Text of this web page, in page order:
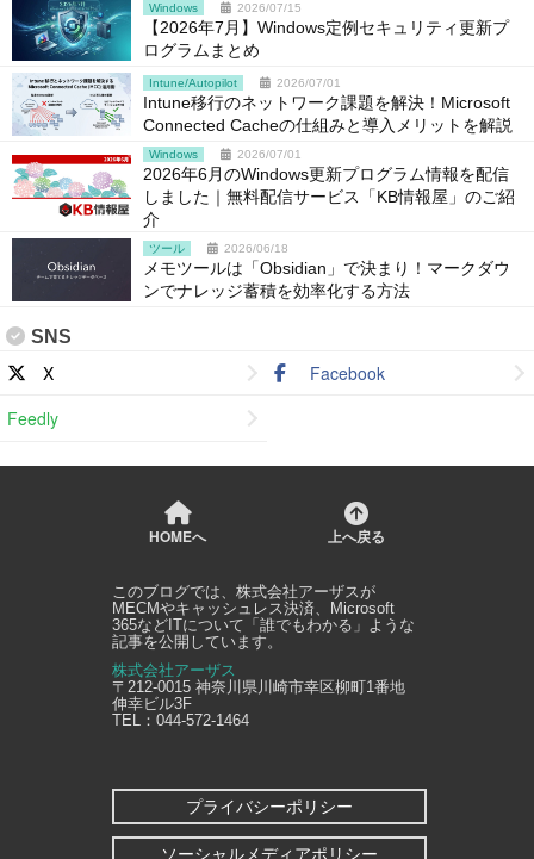
Windows 2026/07/15
【2026年7月】Windows定例セキュリティ更新プ
ログラムまとめ
Intune/Autopilot 2026/07/01
Intune移行のネットワーク課題を解決！Microsoft
Connected Cacheの仕組みと導入メリットを解説
Windows 2026/07/01
2026年6月のWindows更新プログラム情報を配信
しました｜無料配信サービス「KB情報屋」のご紹
介
ツール 2026/06/18
メモツールは「Obsidian」で決まり！マークダウ
ンでナレッジ蓄積を効率化する方法
SNS
X
Facebook
Feedly
HOMEへ 上へ戻る
このブログでは、 株式会社アーザスが
MECMやキャッシュレス決済、Microsoft
365などITについて「誰でもわかる」ような
記事を公開しています。
株式会社アーザス
〒212-0015 神奈川県川崎市幸区柳町1番地
伸幸ビル3F
TEL： 044-572-1464
プライバシーポリシー
ソーシャルメディアポリシー